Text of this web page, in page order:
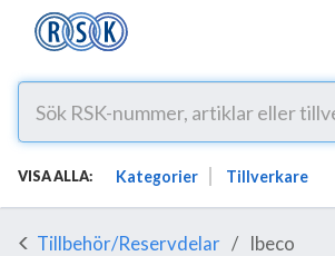
VISA ALLA: Kategorier Tillverkare
Tillbehör/Reservdelar Ibeco